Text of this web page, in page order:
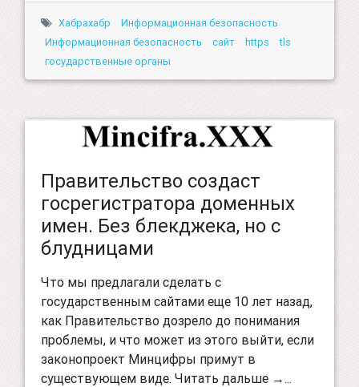
Хабрахабр
Информационная безопасность
Информационная безопасность
сайт https
tls
государственные органы
Правительство создаст
госрегистратора доменных
имен. Без блекджека, но с
блудницами
Что мы предлагали сделать с
государственным сайтами еще 10 лет назад,
как Правительство дозрело до понимания
проблемы, и что может из этого выйти, если
законопроект Минцифры примут в
существующем виде. Читать дальше →...